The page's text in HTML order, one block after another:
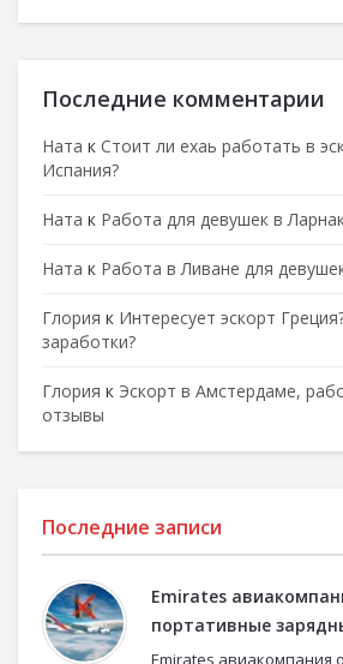
Последние комментарии
Ната к Стоит ли ехаь работать в
Испания?
Ната к Работа для девушек в
Ната к Работа в Ливане для
Глория к Интересует эскорт
заработки?
Глория к Эскорт в Амстердаме,
отзывы
Последние записи
Emirates
портативные
Emirates авиакомпания